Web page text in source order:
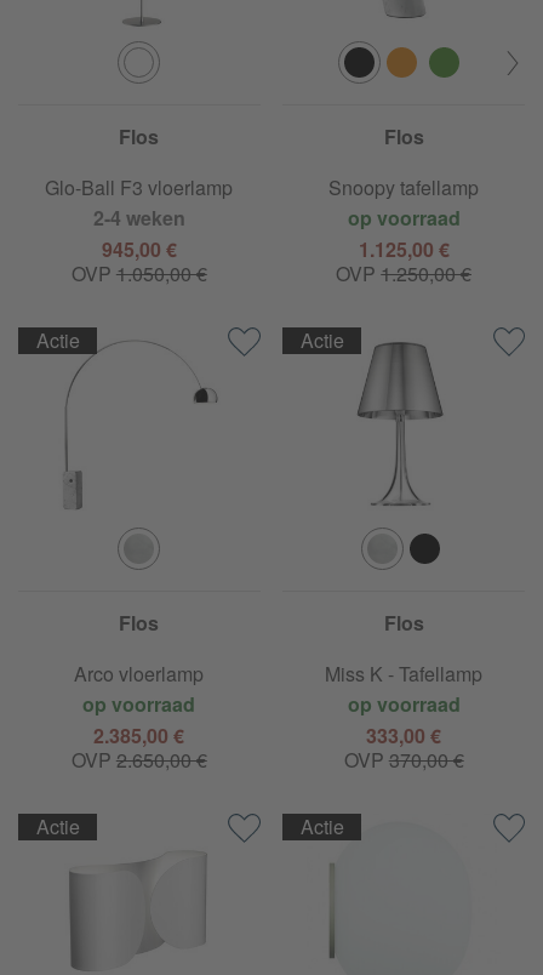
Flos
Glo-Ball F3 vloerlamp
2-4 weken
945,00 €
OVP 1.050,00 €
Flos
Snoopy tafellamp
op voorraad
1.125,00 €
OVP1.250,00 €
Flos
Arco vloerlamp
op voorraad
2.385,00 €
OVP 2.650,00 €
Actie
Flos
Miss K - Tafellamp
op voorraad
333,00 €
OVP 370,00 €
Actie
Actie Actie